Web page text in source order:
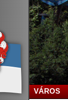
VÁROS